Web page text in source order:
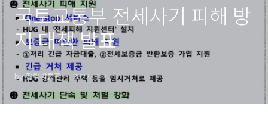
국토교통부 전세사기 피해 방
지 대책 발표
by 잡학박물관 2022. 9. 3.